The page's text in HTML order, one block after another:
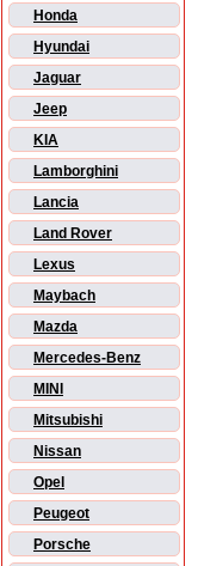
Honda
Hyundai
Jaguar
Jeep
KIA
Lamborghini
Lancia
Land Rover
Lexus
Maybach
Mazda
Mercedes-Benz
MINI
Mitsubishi
Nissan
Opel
Peugeot
Porsche